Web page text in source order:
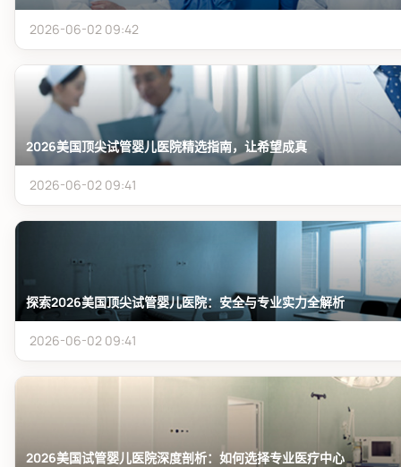
2026-06-02 09:42
2026美国顶尖试管婴儿医院精选指南，让希望成真
2026-06-02 09:41
探索2026美国顶尖试管婴儿医院：安全与专业实力全解析
2026-06-02 09:41
2026美国试管婴儿医院深度剖析：如何选择专业医疗中心